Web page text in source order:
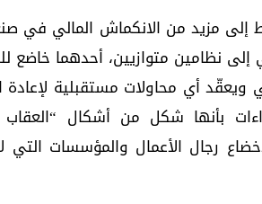
مزيد من الانكماش المالي في
نظامين متوازيين، أحدهما خاضع
ويعقّد أي محاولات مستقبلية لإعادة
بأنها شكل من أشكال “العقاب
رجال الأعمال والمؤسسات التي